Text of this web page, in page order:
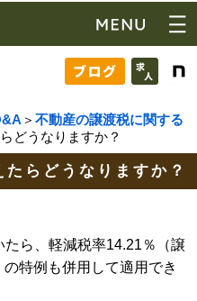
＞ 不動産の譲渡税に関する
どうなりますか？
らどうなりますか？
ら、軽減税率14.21％（譲
特例も併用して適用でき